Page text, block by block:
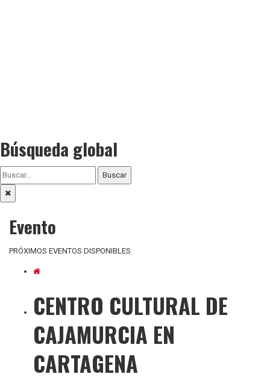
Búsqueda global
Buscar
Evento
PRÓXIMOS EVENTOS DISPONIBLES
CENTRO CULTURAL DE
CAJAMURCIA EN
CARTAGENA